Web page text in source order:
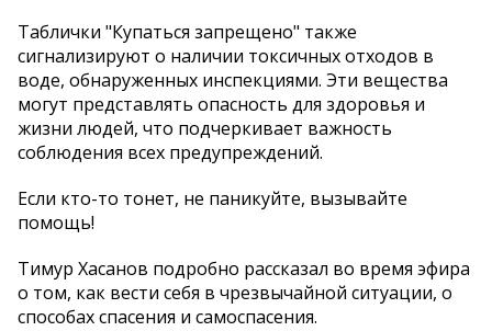
Таблички "Купаться запрещено" также
сигнализируют о наличии токсичных отходов в
воде, обнаруженных инспекциями. Эти вещества
могут представлять опасность для здоровья и
жизни людей, что подчеркивает важность
соблюдения всех предупреждений.
Если кто-то тонет, не паникуйте, вызывайте
помощь!
Тимур Хасанов подробно рассказал во время эфира
о том, как вести себя в чрезвычайной ситуации, о
способах спасения и самоспасения.